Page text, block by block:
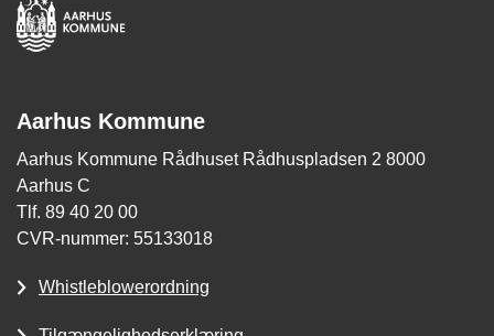
Aarhus Kommune
Aarhus Kommune Rådhuset Rådhuspladsen 2 8000
Aarhus C
Tlf. 89 40 20 00
CVR-nummer: 55133018
Whistleblowerordning